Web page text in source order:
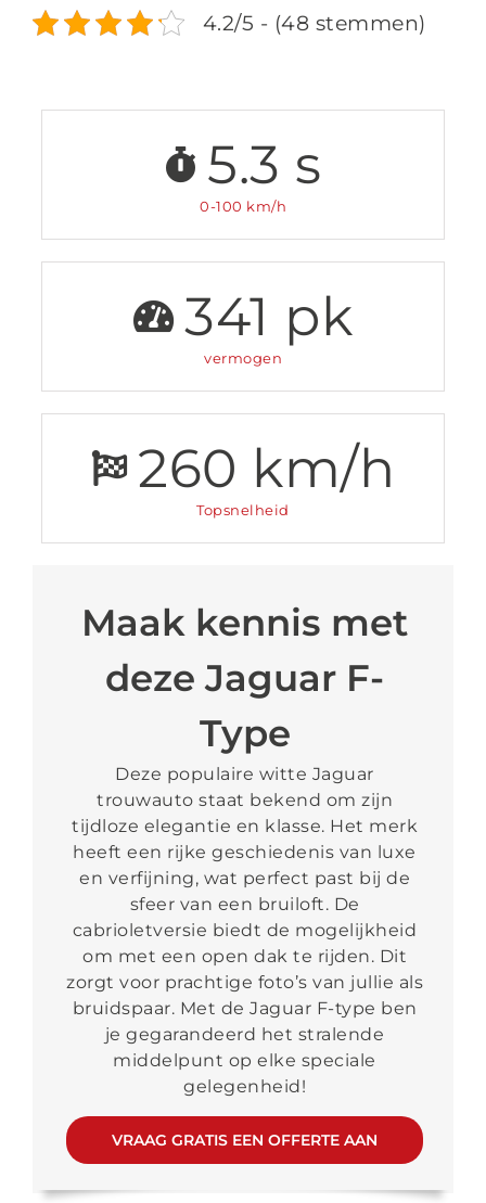
4.2/5 - (48 stemmen)
5.3 s
0-100 km/h
341 pk
vermogen
260 km/h
Topsnelheid
Maak kennis met
deze Jaguar F-
Type
Deze populaire witte Jaguar
trouwauto staat bekend om zijn
tijdloze elegantie en klasse. Het merk
heeft een rijke geschiedenis van luxe
en verfijning, wat perfect past bij de
sfeer van een bruiloft. De
cabrioletversie biedt de mogelijkheid
om met een open dak te rijden. Dit
zorgt voor prachtige foto’s van jullie als
bruidspaar. Met de Jaguar F-type ben
je gegarandeerd het stralende
middelpunt op elke speciale
gelegenheid!
VRAAG GRATIS EEN OFFERTE AAN